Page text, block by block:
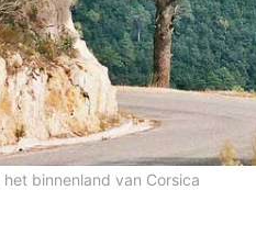
binnenland van Corsica